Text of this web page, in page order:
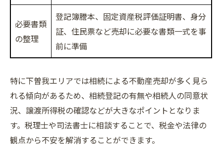
必要書類
の整理
登記簿謄本、固定資産税評価証明書、身分
証、住民票など売却に必要な書類一式を事
前に準備
特に下曽我エリアでは相続による不動産売却が多く見ら
れる傾向があるため、相続登記の有無や相続人の同意状
況、譲渡所得税の確認などが大きなポイントとなりま
す。税理士や司法書士に相談することで、税金や法律の
観点から不安を解消することができます。